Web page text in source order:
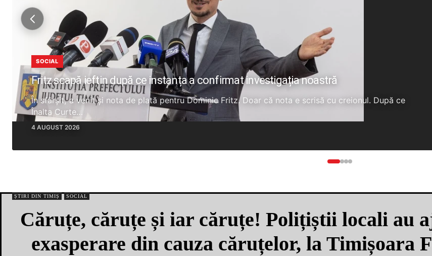
SOCIAL
Fritz scapă ieftin după ce instanța a confirmat investigația noastră
În sfârșit, a venit și nota de plată pentru Dominic Fritz. Doar că nota e scrisă cu creionul. După ce
Înalta Curte…
4 AUGUST 2026
ȘTIRI DIN TIMIȘ SOCIAL
Căruțe, căruțe și iar căruțe! Polițiștii locali au
exasperare din cauza căruțelor, la Timișoara